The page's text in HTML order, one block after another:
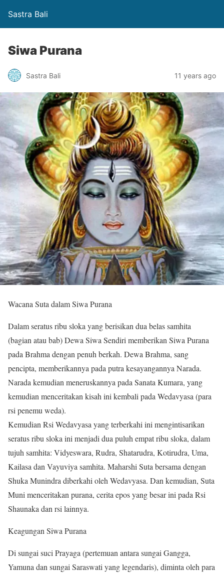
Sastra Bali
Siwa Purana
Sastra Bali 11 years ago
Wacana Suta dalam Siwa Purana
Dalam seratus ribu sloka yang berisikan dua belas samhita
(bagian atau bab) Dewa Siwa Sendiri memberikan Siwa Purana
pada Brahma dengan penuh berkah. Dewa Brahma, sang
pencipta, memberikannya pada putra kesayangannya Narada.
Narada kemudian meneruskannya pada Sanata Kumara, yang
kemudian menceritakan kisah ini kembali pada Wedavyasa (para
rsi penemu weda).
Kemudian Rsi Wedavyasa yang terberkahi ini mengintisarikan
seratus ribu sloka ini menjadi dua puluh empat ribu sloka, dalam
tujuh samhita: Vidyeswara, Rudra, Shatarudra, Kotirudra, Uma,
Kailasa dan Vayuviya samhita. Maharshi Suta bersama dengan
Shuka Munindra diberkahi oleh Wedavyasa. Dan kemudian, Suta
Muni menceritakan purana, cerita epos yang besar ini pada Rsi
Shaunaka dan rsi lainnya.
Keagungan Siwa Purana
Di sungai suci Prayaga (pertemuan antara sungai Gangga,
Yamuna dan sungai Saraswati yang legendaris), diminta oleh para